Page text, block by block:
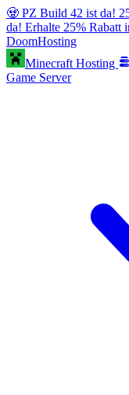
🧟 PZ Build 42 ist da!
da! Erhalte 25% Rabatt
DoomHosting
Minecraft Hosting
Game Server